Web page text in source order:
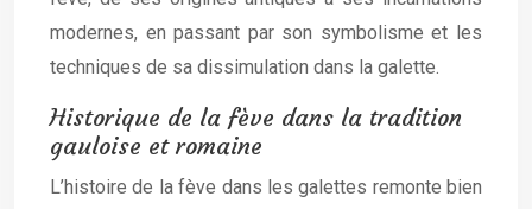
modernes, en passant par son symbolisme et les
techniques de sa dissimulation dans la galette.
Historique de la fève dans la tradition
gauloise et romaine
L’histoire de la fève dans les galettes remonte bien